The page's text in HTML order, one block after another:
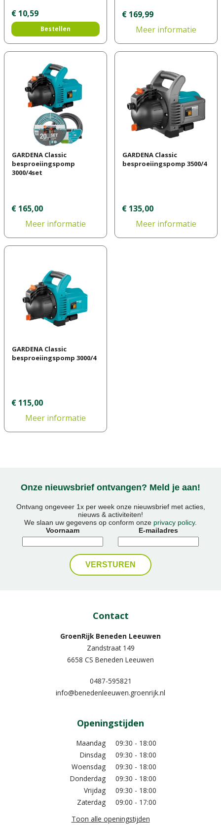
€ 10,59
Bestellen
€ 169,99
Meer informatie
GARDENA Classic
besproeiingspomp
3000/4set
€ 165,00
Meer informatie
GARDENA Classic
besproeiingspomp 3500/4
€ 135,00
Meer informatie
GARDENA Classic
besproeiingspomp 3000/4
€ 115,00
Meer informatie
Onze nieuwsbrief ontvangen? Meld je aan!
Ontvang ongeveer 1x per week onze nieuwsbrief met acties,
nieuws & activiteiten!
We slaan uw gegevens op conform onze privacy policy.
Voornaam
E-mailadres
Contact
GroenRijk Beneden Leeuwen​
Zandstraat 149
6658 CS Beneden Leeuwen
0487-595821
info@benedenleeuwen.groenrijk.nl
Openingstijden
Maandag
09:30 - 18:00
Dinsdag
09:30 - 18:00
Woensdag
09:30 - 18:00
Donderdag
09:30 - 18:00
Vrijdag
09:30 - 18:00
Zaterdag
09:00 - 17:00
Toon alle openingstijden